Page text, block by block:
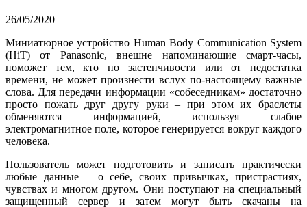
26/05/2020
Миниатюрное устройство Human Body Communication System
(HiT) от Panasonic, внешне напоминающие смарт-часы,
поможет тем, кто по застенчивости или от недостатка
времени, не может произнести вслух по-настоящему важные
слова. Для передачи информации «собеседникам» достаточно
просто пожать друг другу руки – при этом их браслеты
обменяются информацией, используя слабое
электромагнитное поле, которое генерируется вокруг каждого
человека.
Пользователь может подготовить и записать практически
любые данные – о себе, своих привычках, пристрастиях,
чувствах и многом другом. Они поступают на специальный
защищенный сервер и затем могут быть скачаны на